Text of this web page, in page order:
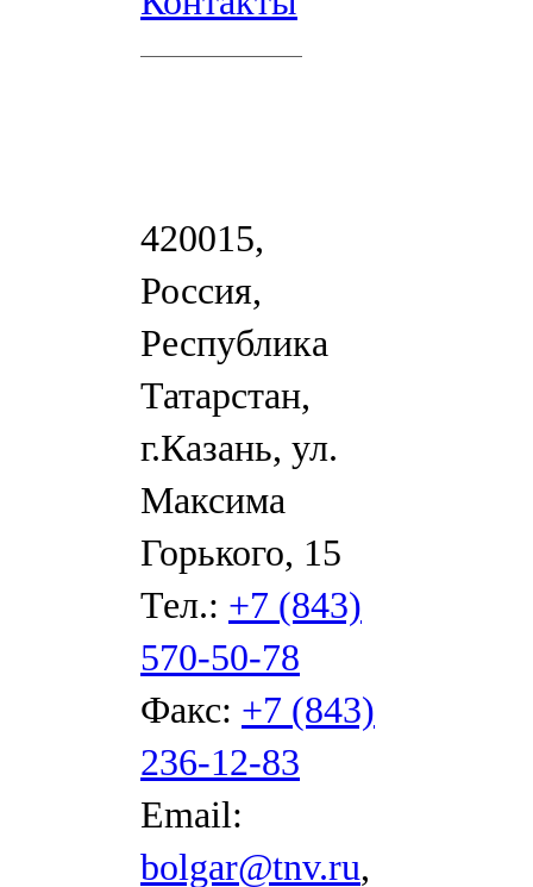
420015,
Россия,
Республика
Татарстан,
г.Казань, ул.
Максима
Горького, 15
Тел.: +7 (843)
570-50-78
Факс: +7 (843)
236-12-83
Email:
bolgar@tnv.ru,